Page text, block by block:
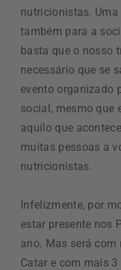
nutricionistas.
também para a
basta que o nosso
necessário que se
evento organizado
social, mesmo que
aquilo que
muitas pessoas a
nutricionistas.
Infelizmente, por
estar presente nos
ano. Mas será com
Catar e com mais